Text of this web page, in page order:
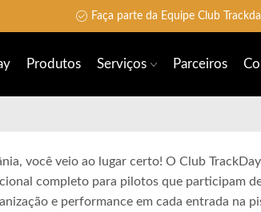
Faça parte da Equipe Club
Produtos Serviços Parceiros
você veio ao lugar certo! O Club
completo para pilotos que participam
e performance em cada entrada na